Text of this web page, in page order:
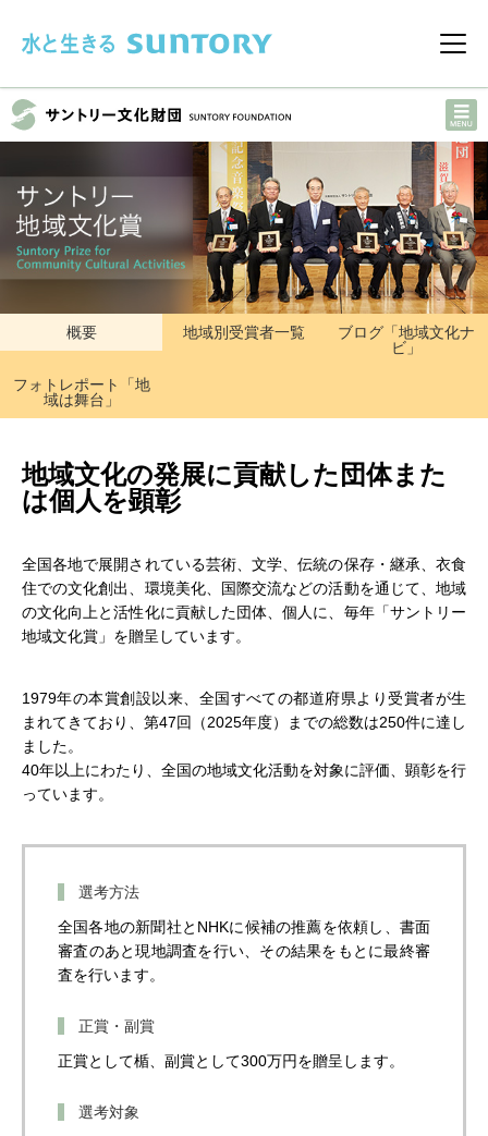
メ
概要 地域別受賞者一覧
ブログ「地域文化ナ
ビ」
フォトレポート「地
域は舞台」
地域文化の発展に貢献した団体また
は個人を顕彰
全国各地で展開されている芸術、文学、伝統の保存・継承、衣食
住での文化創出、環境美化、国際交流などの活動を通じて、地域
の文化向上と活性化に貢献した団体、個人に、毎年「サントリー
地域文化賞」を贈呈しています。
1979年の本賞創設以来、全国すべての都道府県より受賞者が生
まれてきており、第47回（2025年度）までの総数は250件に達し
ました。
40年以上にわたり、全国の地域文化活動を対象に評価、顕彰を行
っています。
選考方法
全国各地の新聞社とNHKに候補の推薦を依頼し、書面
審査のあと現地調査を行い、その結果をもとに最終審
査を行います。
正賞・副賞
正賞として楯、副賞として300万円を贈呈します。
選考対象